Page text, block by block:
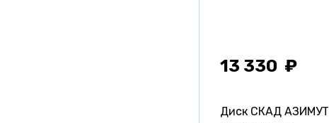
13 330
Диск СКАД АЗИМУТ